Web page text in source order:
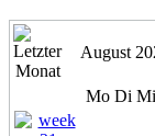
August
Mo Di Mi